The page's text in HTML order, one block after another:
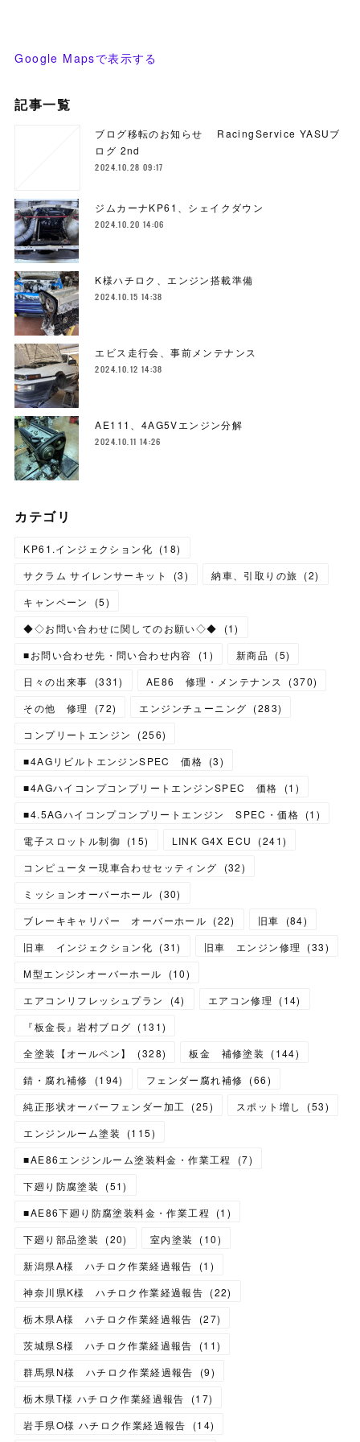
Google Mapsで表示する
記事一覧
ブログ移転のお知らせ RacingService YASUブ
ログ 2nd
2024.10.28 09:17
ジムカーナKP61、シェイクダウン
2024.10.20 14:06
K様ハチロク、エンジン搭載準備
2024.10.15 14:38
エビス走行会、事前メンテナンス
2024.10.12 14:38
AE111、4AG5Vエンジン分解
2024.10.11 14:26
カテゴリ
KP61.インジェクション化 (18)
サクラム サイレンサーキット
(3) 納車、引取りの旅 (2)
キャンペーン
(5)
◆◇お問い合わせに関してのお願い◇◆
(1)
■お問い合わせ先・問い合わせ内容
(1 ) 新商品 (5)
日々の出来事
(331) AE86 修理・メンテナンス (370)
その他 修理
(72) エンジンチューニング (283)
コンプリートエンジン
(256)
■4AGリビルトエンジンSPEC 価格 (3)
■4AGハイコンプコンプリートエンジンSPEC 価格
(1 )
■4.5AGハイコンプコンプリートエンジン SPEC・価格 (1 )
電子スロットル制御 (15) LINK G4X ECU (241)
コンピューター現車合わせセッティング
(32)
ミッションオーバーホール (30)
ブレーキキャリパー オーバーホール (22) 旧車 (84)
旧車 インジェクション化 (31) 旧車 エンジン修理 (33)
M型エンジンオーバーホール
(10)
エアコンリフレッシュプラン
(4) エアコン修理 (14)
『板金長』岩村ブログ (131)
全塗装【オールペン】
(328) 板金 補修塗装 (144)
錆・腐れ補修
(194) フェンダー腐れ補修 (66)
純正形状オーバーフェンダー加工
(25) スポット増し (53)
エンジンルーム塗装
(115)
■AE86エンジンルーム塗装料金・作業工程
(7)
下廻り防腐塗装
(51)
■AE86下廻り防腐塗装料金・作業工程
(1 )
下廻り部品塗装
(20) 室内塗装 (10)
新潟県A様 ハチロク作業経過報告
(1 )
神奈川県K様 ハチロク作業経過報告 (22)
栃木県A様 ハチロク作業経過報告
(27)
茨城県S様 ハチロク作業経過報告
(11)
群馬県N様 ハチロク作業経過報告
(9)
栃木県T様 ハチロク作業経過報告
(17)
岩手県O様 ハチロク作業経過報告
(14)